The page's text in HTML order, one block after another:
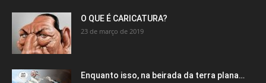
O QUE É CARICATURA?
23 de março de 2019
Enquanto isso, na beirada da terra plana…